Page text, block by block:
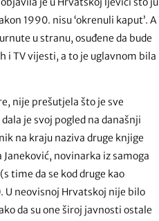
1990. nisu ‘okrenuli kaput’. A
u stranu, osuđene da bude
i TV vijesti, a to je uglavnom bila
nije prešutjela što je sve
je svoj pogled na današnji
na kraju naziva druge knjige
Janeković, novinarka iz samoga
time da se kod druge kao
U neovisnoj Hrvatskoj nije bilo
da su one široj javnosti ostale